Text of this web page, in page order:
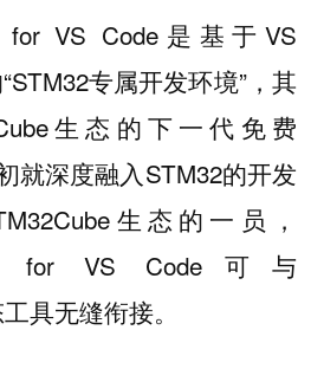
for VS Code是基于VS
专属开发环境”，其
生态的下一代免费
就深度融入STM32的开发
生态的一员，
for VS Code可与
具无缝衔接。